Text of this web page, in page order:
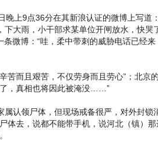
上9点36分在其新浪认证的微博上写道
大雨，小干部求某单位开闸放水，快哭
微博：“哇，柔中带刺的威胁电话已经来
苦而且艰苦，不仅劳身而且劳心”；北京
，真相也将因此被淹没……”
认领尸体，但现场戒备很严，对外封锁
体去，说都不能带手机，说河北（镇）